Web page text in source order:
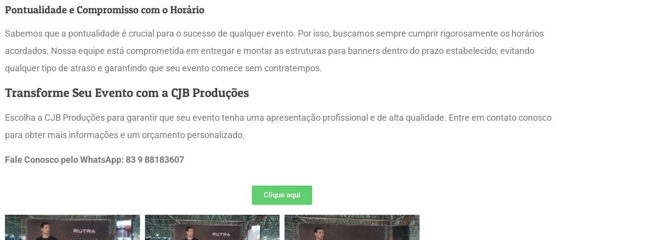
Pontualidade e Compromisso com o Horário
Sabemos que a pontualidade é crucial para o sucesso de qualquer evento. Por isso, buscamos sempre cumprir rigorosamente os horários
acordados. Nossa equipe está comprometida em entregar e montar as estruturas para banners dentro do prazo estabelecido, evitando
qualquer tipo de atraso e garantindo que seu evento comece sem contratempos.
Transforme Seu Evento com a CJB Produções
Escolha a CJB Produções para garantir que seu evento tenha uma apresentação profissional e de alta qualidade. Entre em contato conosco
para obter mais informações e um orçamento personalizado.
Fale Conosco pelo WhatsApp: 83 9 88183607
Clique aqui